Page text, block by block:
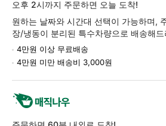
정
보
오후 2시까지 주문하면 오늘 도착!
원하는 날짜와 시간대 선택이 가능하며,
장/냉동이 분리된 특수차량으로 배송해드
4만원 이상 무료배송
4만원 미만 배송비 3,000원